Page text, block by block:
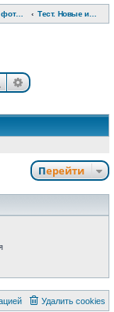
Инструкции к фотоаппаратам Тест. Новые инструкции.
ПоискРасширенный
Перейти
Удалить cookies
цией